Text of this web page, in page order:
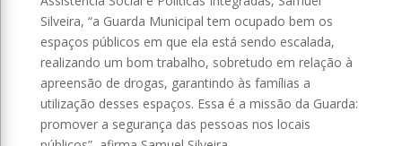
Silveira, “a Guarda Municipal tem ocupado bem os
espaços públicos em que ela está sendo escalada,
realizando um bom trabalho, sobretudo em relação à
apreensão de drogas, garantindo às famílias a
utilização desses espaços. Essa é a missão da Guarda:
promover a segurança das pessoas nos locais